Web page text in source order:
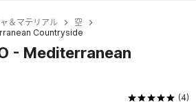
＆マテリアル
空
Countryside
- Mediterranean
(4)